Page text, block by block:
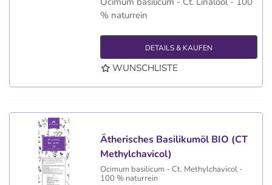
% naturrein
DETAILS & KAUFEN
WUNSCHLISTE
Ätherisches Basilikumöl BIO (CT
Methylchavicol)
Ocimum basilicum - Ct. Methylchavicol -
100 % naturrein